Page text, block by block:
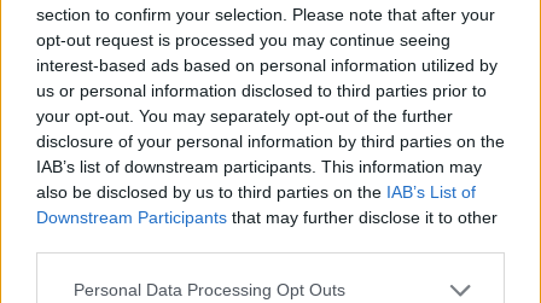
section to confirm your selection. Please note that after your
opt-out request is processed you may continue seeing
interest-based ads based on personal information utilized by
us or personal information disclosed to third parties prior to
your opt-out. You may separately opt-out of the further
disclosure of your personal information by third parties on the
IAB’s list of downstream participants. This information may
also be disclosed by us to third parties on the IAB’s List of
Downstream Participants that may further disclose it to other
Please note that this website/app uses one or more Google
Personal Data Processing Opt Outs
ΑΘΛΗΤΙΣΜΟΣ
Champions League: «Κόλλησε» στο 0-0 με τη
Ναϊμέγκεν ο Ολυμπιακός